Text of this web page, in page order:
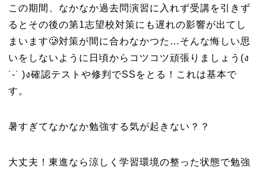
この期間、なかなか過去問演習に入れず受講を引きず
るとその後の第1志望校対策にも遅れの影響が出てし
まいます🥲対策が間に合わなかつた…そんな悔しい思
いをしないように日頃からコツコツ頑張りましょう(ง
˙-˙ )ง確認テストや修判でSSをとる！これは基本で
す。
暑すぎてなかなか勉強する気が起きない？？
大丈夫！東進なら涼しく学習環境の整った状態で勉強